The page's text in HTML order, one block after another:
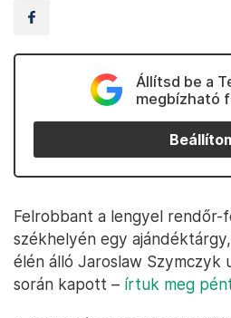
Állítsd be a
megbízható
Felrobbant a lengyel rendőr-
székhelyén egy
élén álló Jaroslaw Szymczyk
során kapott – írtuk meg